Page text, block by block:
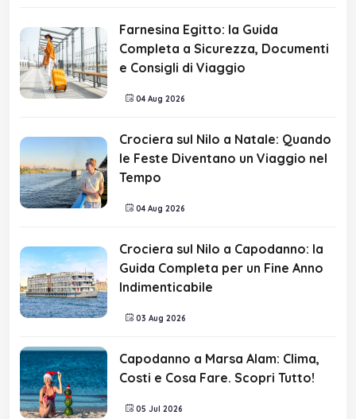
Farnesina Egitto: la Guida
Completa a Sicurezza, Documenti
e Consigli di Viaggio
04 Aug 2026
Crociera sul Nilo a Natale: Quando
le Feste Diventano un Viaggio nel
Tempo
04 Aug 2026
Crociera sul Nilo a Capodanno: la
Guida Completa per un Fine Anno
Indimenticabile
03 Aug 2026
Capodanno a Marsa Alam: Clima,
Costi e Cosa Fare. Scopri Tutto!
05 Jul 2026